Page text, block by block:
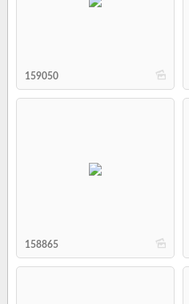
b
159050
b
158865